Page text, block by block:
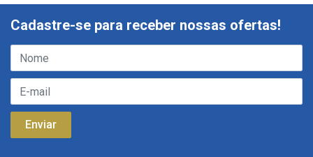
Cadastre-se para receber nossas ofertas!